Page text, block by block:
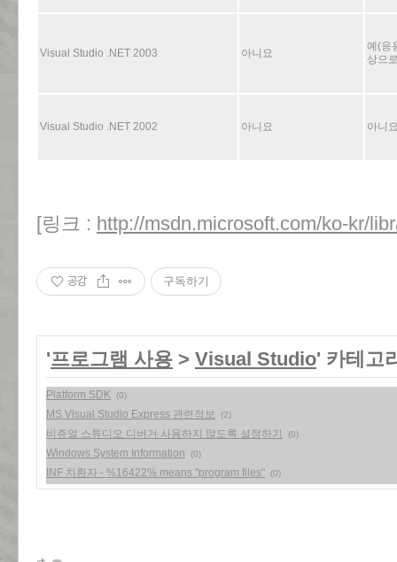
Visual Studio .NET 2003 아니요
예(응
상으
Visual Studio .NET 2002 아니요 아니
[링크 : http://msdn.microsoft.com/ko-kr/
공감 구독하기
'프로그램 사용 > Visual Studio' 카테고
Platform SDK (0)
MS Visual Studio Express 관련정보 (2)
비쥬얼 스튜디오 디버거 사용하지 않도록 설정하기 (0)
Windows System Information (0)
INF 치환자 - %16422% means "program files" (0)